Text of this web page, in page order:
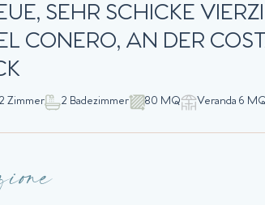
SEHR SCHICKE
CONERO, AN DER
2 Zimmer 2 Badezimmer 80 MQ Veranda 6